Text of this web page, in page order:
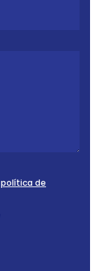
política de